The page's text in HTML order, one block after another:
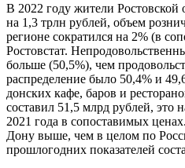
В 2022 году жители
на 1,3 трлн рублей, объем
регионе сократился на 2% (в
Ростовстат.
больше (50,5%), чем
распределение было 50,4% и
донских кафе, баров и
составил 51,5 млрд рублей, это
2021 года в сопоставимых
Дону выше, чем в целом по
прошлогодних показателей